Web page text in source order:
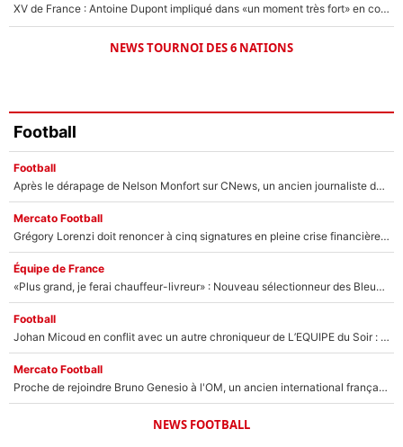
XV de France : Antoine Dupont impliqué dans «un moment très fort» en coulisses
NEWS TOURNOI DES 6 NATIONS
Football
Football
Après le dérapage de Nelson Monfort sur CNews, un ancien journaliste de France Télévisions relance la polémique sur les incendies en Gironde
Mercato Football
Grégory Lorenzi doit renoncer à cinq signatures en pleine crise financière : L’IA propose sept noms à l’OM pour un mercato réussi... à seulement 5M€ !
Équipe de France
«Plus grand, je ferai chauffeur-livreur» : Nouveau sélectionneur des Bleus, Zinédine Zidane s’était imaginé un avenir très différent lorsqu'il était enfant
Football
Johan Micoud en conflit avec un autre chroniqueur de L’EQUIPE du Soir : «Pendant un moment, je ne les ai pas remis ensemble dans l'émission»
Mercato Football
Proche de rejoindre Bruno Genesio à l'OM, un ancien international français va finalement débarquer... sur RMC !
NEWS FOOTBALL